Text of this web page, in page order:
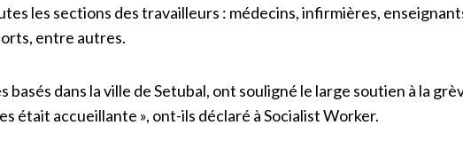
les sections des travailleurs : médecins, infirmières,
entre autres.
basés dans la ville de Setubal, ont souligné le large soutien à la
était accueillante », ont-ils déclaré à Socialist Worker.